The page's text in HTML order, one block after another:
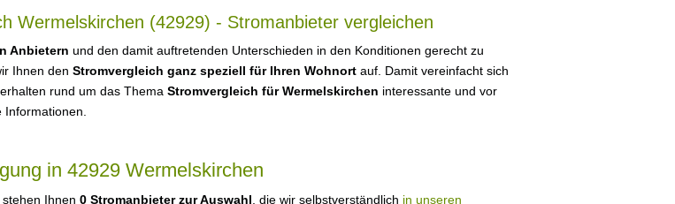
Wermelskirchen (42929) - Stromanbieter vergleichen
Anbietern und den damit auftretenden Unterschieden in den Konditionen gerecht zu
Ihnen den Stromvergleich ganz speziell für Ihren Wohnort auf. Damit vereinfacht sich
rund um das Thema Stromvergleich für Wermelskirchen interessante und vor
in 42929 Wermelskirchen
Ihnen 0 Stromanbieter zur Auswahl , die wir selbstverständlich in unseren